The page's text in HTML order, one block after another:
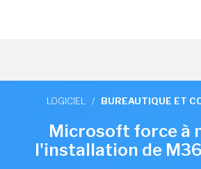
LOGICIEL / BUREAUTIQUE ET
Microsoft force à
l'installation de